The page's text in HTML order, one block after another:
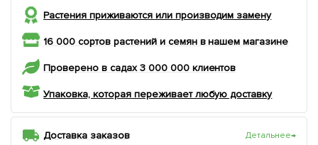
Растения приживаются или производим замену
16 000 сортов растений и семян в нашем магазине
Проверено в садах 3 000 000 клиентов
Упаковка, которая переживает любую доставку
Доставка заказов Детальнее→